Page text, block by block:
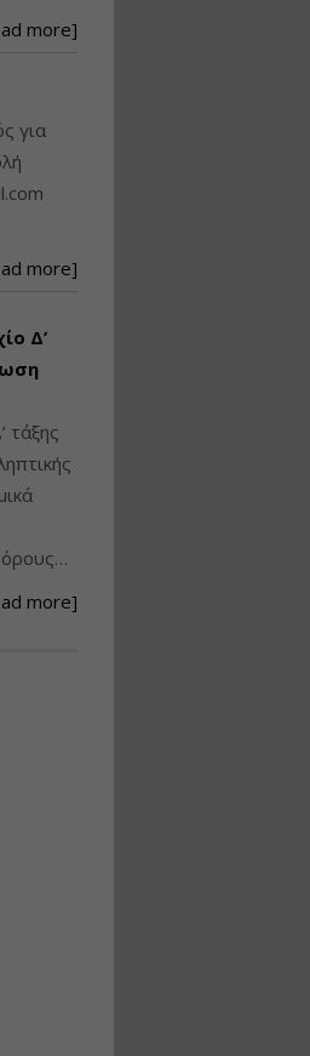
more]
για
more]
Δ’
τάξης
όρους…
more]
τεχνολογίας
φωτισμού LED και
Στέφανος Τουλόγλου
€190.00
12 ώρες
Εκπόνηση Τοπικών και
€130.00
6 ώρες
Επίβλεψη Δημοσίων
Έργων με τον
Ν.4782/2021